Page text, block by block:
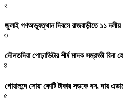
২
জুলাই গণঅভ্যুত্থান দিবসে রাজবাড়ীতে ১১ দলীয়
৩
দৌলতদিয়া পোড়াভিটার শীর্ষ মাদক সম্রাজ্ঞী রিনা
৪
গোয়ালন্দে সোয়া কোটি টাকার সড়কে ধস, দায়
৫